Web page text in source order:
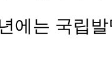
에는 국립